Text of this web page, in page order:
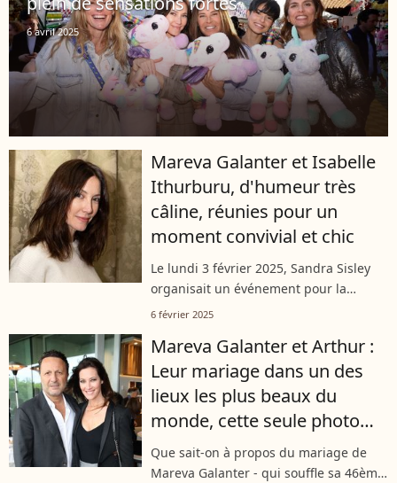
6 avril 2025
Mareva Galanter et Isabelle
Ithurburu, d'humeur très
câline, réunies pour un
moment convivial et chic
Le lundi 3 février 2025, Sandra Sisley
organisait un événement pour la
marque de vêtements OUD PARIS et sa
nombreuses personnalités s'étaient...
6 février 2025
Mareva Galanter et Arthur :
Leur mariage dans un des
lieux les plus beaux du
monde, cette seule photo
qui existe
Que sait-on à propos du mariage de
Mareva Galanter - qui souffle sa 46ème